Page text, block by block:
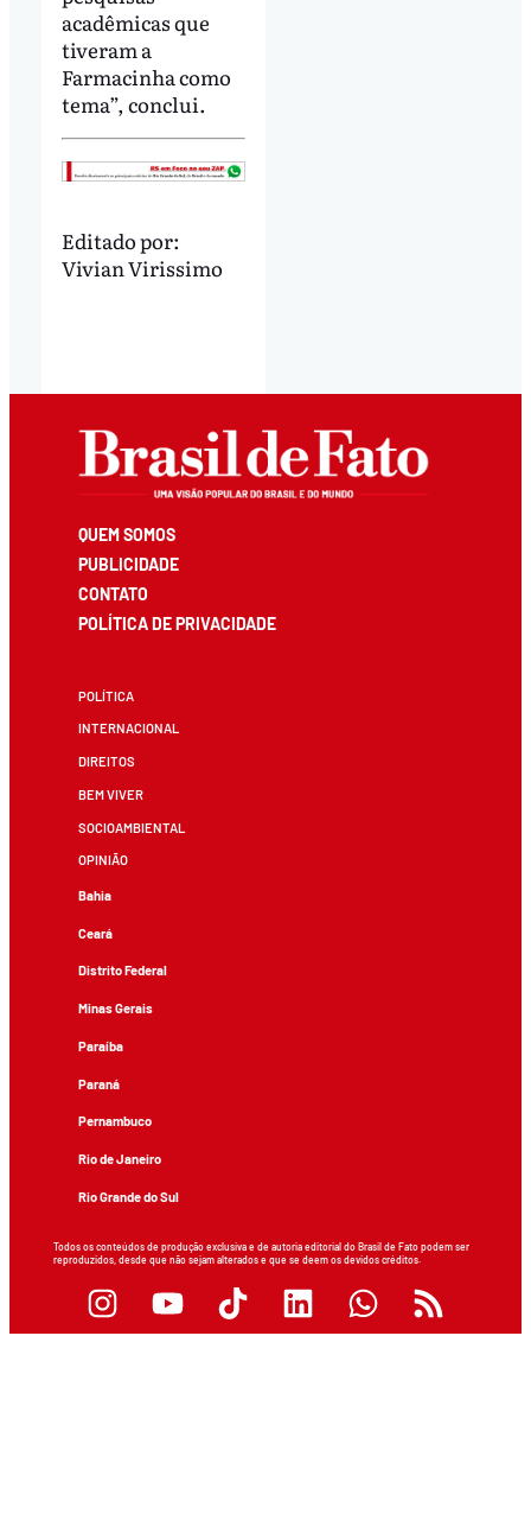
acadêmicas que
tiveram a
Farmacinha como
tema”, conclui.
Editado por:
Vivian Virissimo
QUEM SOMOS
PUBLICIDADE
CONTATO
POLÍTICA DE PRIVACIDADE
POLÍTICA
INTERNACIONAL
DIREITOS
BEM VIVER
SOCIOAMBIENTAL
OPINIÃO
Bahia
Ceará
Distrito Federal
Minas Gerais
Paraíba
Paraná
Pernambuco
Rio de Janeiro
Rio Grande do Sul
Todos os conteúdos de produção exclusiva e de autoria editorial do Brasil de Fato podem ser
reproduzidos, desde que não sejam alterados e que se deem os devidos créditos.